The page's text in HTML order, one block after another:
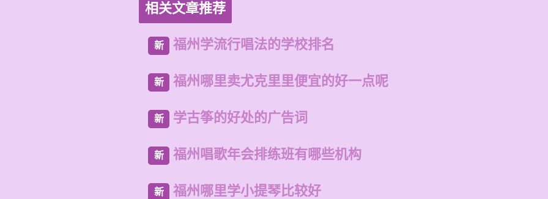
相关文章推荐
新 福州学流行唱法的学校排名
新 福州哪里卖尤克里里便宜的好一点呢
新 学古筝的好处的广告词
新 福州唱歌年会排练班有哪些机构
新 福州哪里学小提琴比较好